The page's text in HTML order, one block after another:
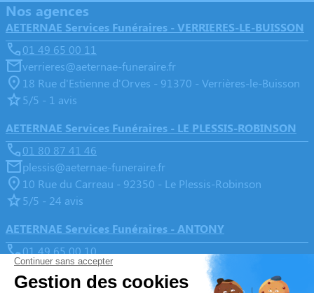
Nos agences
AETERNAE Services Funéraires - VERRIERES-LE-BUISSON
01 49 65 00 11
verrieres@aeternae-funeraire.fr
18 Rue d'Estienne d'Orves - 91370 - Verrières-le-Buisson
5/5 - 1 avis
AETERNAE Services Funéraires - LE PLESSIS-ROBINSON
01 80 87 41 46
plessis@aeternae-funeraire.fr
10 Rue du Carreau - 92350 - Le Plessis-Robinson
5/5 - 24 avis
AETERNAE Services Funéraires - ANTONY
01 49 65 00 10
contact@aeternae-funeraire.fr
26 Avenue Aristide Briand - 92160 - Antony